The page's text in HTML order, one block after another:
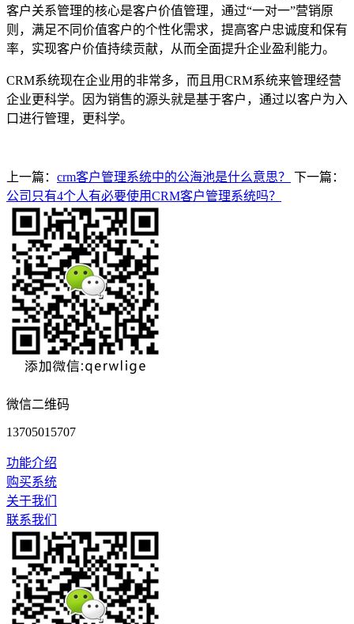
客户关系管理的核心是客户价值管理，通过“一对一”营销原
则，满足不同价值客户的个性化需求，提高客户忠诚度和保有
率，实现客户价值持续贡献，从而全面提升企业盈利能力。
CRM系统现在企业用的非常多，而且用CRM系统来管理经营
企业更科学。因为销售的源头就是基于客户，通过以客户为入
口进行管理，更科学。
上一篇： crm客户管理系统中的公海池是什么意思？
下一篇：
公司只有4个人有必要使用CRM客户管理系统吗？
微信二维码
13705015707
功能介绍
购买系统
关于我们
联系我们